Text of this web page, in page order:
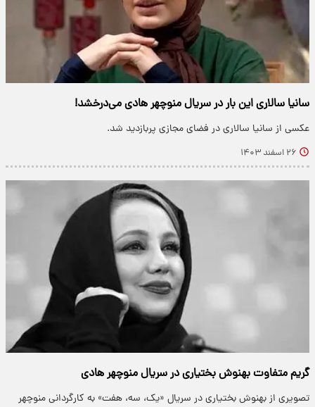
سانیا سالاری این بار در سریال منوچهر هادی می‌درخشد!
عکسی از سانیا سالاری در فضای مجازی پربازدید شد.
۲۶ اسفند ۱۴۰۳
گریم متفاوت بهنوش بختیاری در سریال منوچهر هادی
تصویری از بهنوش بختیاری در سریال «یک، سه، هفت» به کارگردانی منوچهر